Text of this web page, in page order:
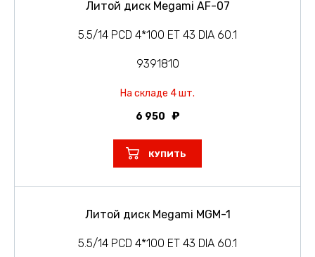
Литой диск Megami AF-07
5.5/14 PCD 4*100 ET 43 DIA 60.1
9391810
На складе 4 шт.
6 950
КУПИТЬ
Литой диск Megami MGM-1
5.5/14 PCD 4*100 ET 43 DIA 60.1